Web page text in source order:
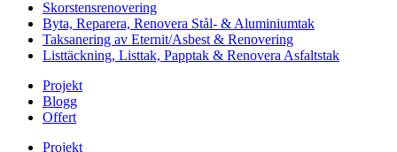
Skorstensrenovering
Byta, Reparera, Renovera Stål- & Aluminiumtak
Taksanering av Eternit/Asbest & Renovering
Listtäckning, Listtak, Papptak & Renovera Asfaltstak
Projekt
Blogg
Offert
Projekt